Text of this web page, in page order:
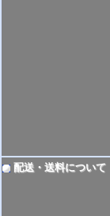
配送・送料について